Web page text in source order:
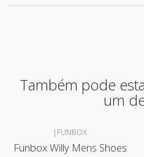
Também pode
um
| FUNBOX
Funbox Willy Mens Shoes